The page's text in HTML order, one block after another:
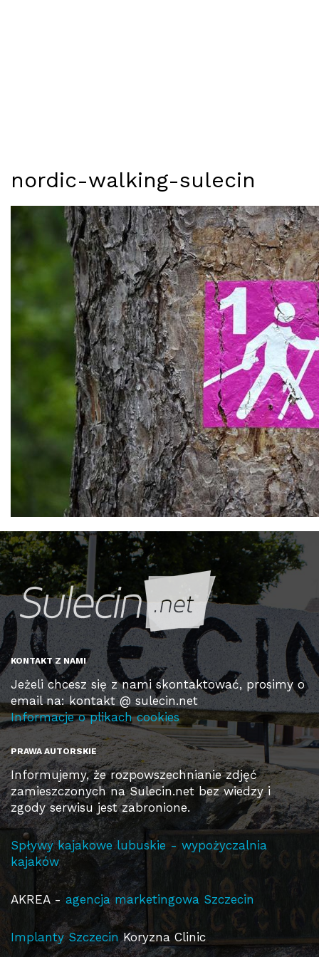
nordic-walking-sulecin
KONTAKT Z NAMI
Jeżeli chcesz się z nami skontaktować, prosimy o
email na: kontakt @ sulecin.net
Informacje o plikach cookies
PRAWA AUTORSKIE
Informujemy, że rozpowszechnianie zdjęć
zamieszczonych na Sulecin.net bez wiedzy i
zgody serwisu jest zabronione.
Spływy kajakowe lubuskie - wypożyczalnia
kajaków
AKREA - agencja marketingowa Szczecin
Implanty Szczecin Koryzna Clinic